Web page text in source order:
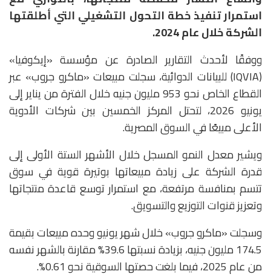
استمرار تنفيذ خطة التحول التشغيلي التي أطلقتها
الشركة خلال عام 2024.
ووفقًا لأحدث التقارير الصادرة عن مؤسسة «إيكوفيا»
(IQVIA) للبيانات الدوائية، سجلت مبيعات «ماكرو جروب» عبر
القطاع الخاص نحو 953 مليون جنيه خلال الفترة من يناير إلى
يونيو 2026، لتحتل المركز الخمسين بين شركات الأدوية
الأعلى مبيعًا في السوق المصرية.
ويشير معدل النمو المسجل خلال الأشهر الستة الأولى إلى
قدرة الشركة على زيادة مبيعاتها بوتيرة قوية في سوق
تتسم بمنافسة مرتفعة، مع استمرار توسع قاعدة منتجاتها
وتعزيز قنوات التوزيع والتسويق.
وسجلت «ماكرو جروب» خلال شهر يونيو وحده مبيعات بقيمة
174.5 مليون جنيه، بزيادة نسبتها 39.6% مقارنة بالشهر نفسه
من عام 2025، فيما بلغت حصتها السوقية نحو 0.61%.